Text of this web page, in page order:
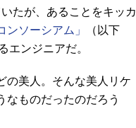
たが、あることをキッカ
ンソーシアム」
（以下
エンジニアだ。
の美人。そんな美人リケ
なものだったのだろう